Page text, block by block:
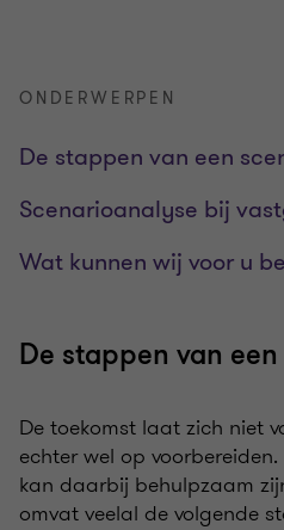
ONDERWERPEN
De stappen van een
Scenarioanalyse bij
Wat kunnen wij voor u
De stappen van
De toekomst laat zich niet
echter wel op
kan daarbij behulpzaam
omvat veelal de volgende